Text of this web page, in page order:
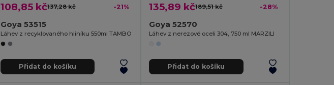
108,85 kč137,28 kč -21%
Goya 53515
Láhev z recyklovaného hliníku 550ml TAMBO
Přidat do košíku
135,89 kč189,51 kč -28%
Goya 52570
Láhev z nerezové oceli 304, 750 ml MARZILI
Přidat do košíku